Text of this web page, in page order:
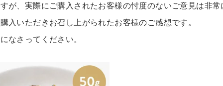
が、実際にご購入されたお客様の忖度のないご意見は非
入いただきお召し上がられたお客様のご感想です。
なさってください。